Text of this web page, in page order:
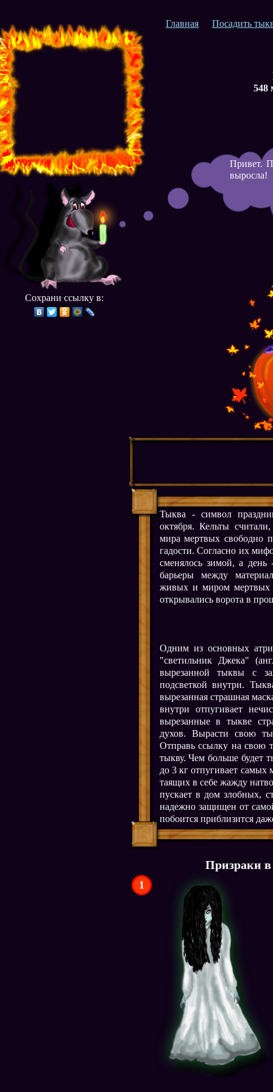
Сохрани ссылку в:
Главная Посадить
548
Привет.
выросла!
Тыква - символ
октября. Кельты
мира мертвых свободно
гадости. Согласно их
сменялось зимой, а
барьеры между
живых и миром мертвых
открывались ворота в
Одним из основных
"светильник Джека"
вырезанной тыквы с
подсветкой внутри.
вырезанная страшная
внутри отпугивает
вырезанные в тыкве
духов. Вырасти свою
Отправь ссылку на свою
тыкву. Чем больше будет
до 3 кг отпугивает
таящих в себе жажду
пускает в дом злобных,
надежно защищен от
побоится приблизится
Призраки
1